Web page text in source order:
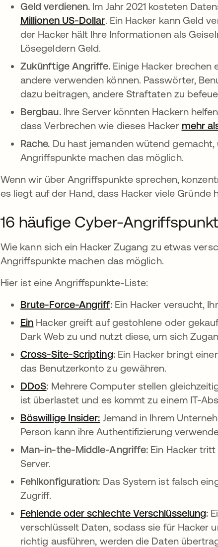
Geld verdienen. Im Jahr 2021 kosteten
Millionen US-Dollarwird in einer neuen
. Ein Hacker kann Geld
der Hacker hält Ihre Informationen als
Lösegeldern Geld.
Zukünftige Angriffe. Einige Hacker brechen
andere verwenden können. Passwörter,
dazu beitragen, andere Straftaten zu
Bergbau. Ihre Server könnten Hackern
dass Verbrechen wie dieses Hacker mehr
Rache. Du hast jemanden wütend
Angriffspunkte machen das möglich.
Wenn wir über Angriffspunkte sprechen,
es liegt auf der Hand, dass Hacker viele Gründe
16 häufige Cyber-
Wie kann sich ein Hacker Zugang zu etwas
Angriffspunkte machen das möglich.
Hier ist eine Angriffspunkte-Liste:
Brute-Force-Angriff:Ein Hacker versucht,
Ein Hacker greift auf gestohlene oder
Dark Web zu und nutzt diese, um sich
Cross-Site-Scripting: Ein Hacker bringt
das Benutzerkonto zu gewähren.
DDoS: Mehrere Computer stellen
ist überlastet und es kommt zu einem IT-
Böswillige Insider: Jemand in Ihrem
Person kann ihre Authentifizierung
Man-in-the-Middle-Angriffe: Ein Hacker
Server.
Fehlkonfiguration: Das System ist falsch
Zugriff.
Fehlende oder schlechte Verschlüsselung:
verschlüsselt Daten, sodass sie für Hacker
richtig ausführen, werden die Daten